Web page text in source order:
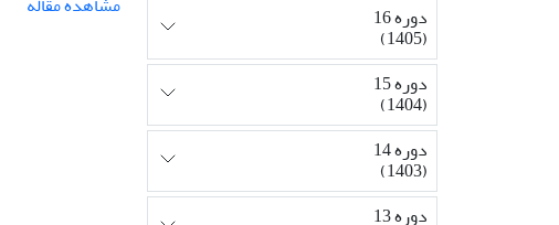
دوره 16
(1405)
دوره 15
(1404)
دوره 14
(1403)
دوره 13